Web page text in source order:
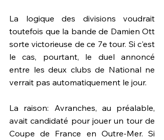
La logique des divisions voudrait
toutefois que la bande de Damien Ott
sorte victorieuse de ce 7e tour. Si c'est
le cas, pourtant, le duel annoncé
entre les deux clubs de National ne
verrait pas automatiquement le jour.
La raison: Avranches, au préalable,
avait candidaté pour jouer un tour de
Coupe de France en Outre-Mer. Si